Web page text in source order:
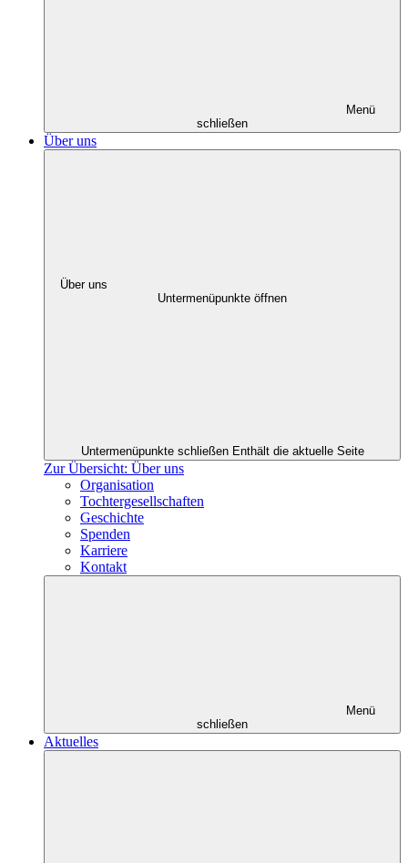
Menü
schließen
Über uns
Über uns
Untermenüpunkte öffnen
Untermenüpunkte schließen Enthält die aktuelle Seite
Zur Übersicht: Über uns
Organisation
Tochtergesellschaften
Geschichte
Spenden
Karriere
Kontakt
Menü
schließen
Aktuelles